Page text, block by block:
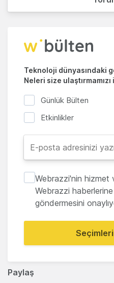
Paylaş
Teknoloji dünyasındaki
Neleri size
Günlük Bülten
Etkinlikler
Webrazzi'nin hizmet
Webrazzi
göndermesini